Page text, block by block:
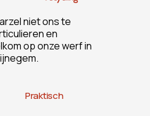
niet ons te
en
op onze werf in
Praktisch